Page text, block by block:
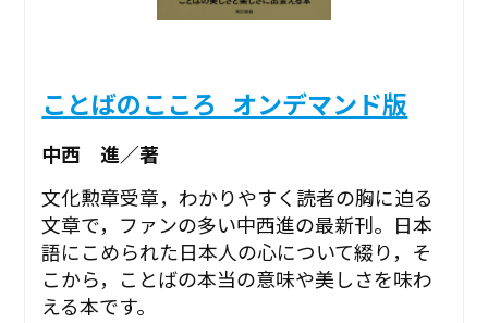
ことばのこころ_オンデマンド版
中西 進／著
文化勲章受章，わかりやすく読者の胸に迫る
文章で，ファンの多い中西進の最新刊。日本
語にこめられた日本人の心について綴り，そ
こから，ことばの本当の意味や美しさを味わ
える本です。